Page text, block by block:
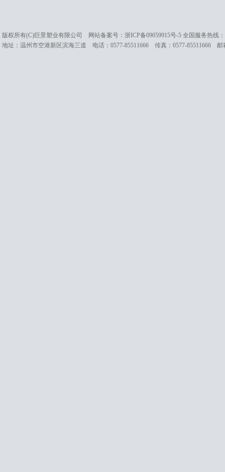
版权所有(C)巨景塑业有限公司 网站备案号： 浙ICP备09059915号-5全国服务热线：
地址：温州市空港新区滨海三道 电话：0577-85511666 传真：0577-85511666 邮